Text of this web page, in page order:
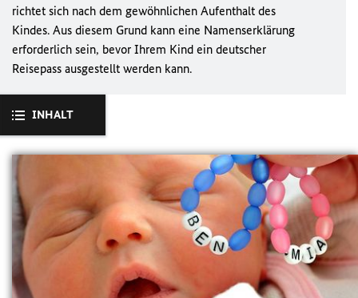
richtet sich nach dem gewöhnlichen Aufenthalt des
Kindes. Aus diesem Grund kann eine Namenserklärung
erforderlich sein, bevor Ihrem Kind ein deutscher
Reisepass ausgestellt werden kann.
INHALT